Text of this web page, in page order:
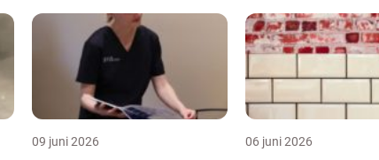
09 juni 2026 06 juni 2026